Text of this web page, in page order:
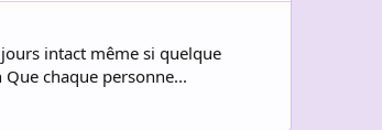
intact même si quelque
chaque personne...